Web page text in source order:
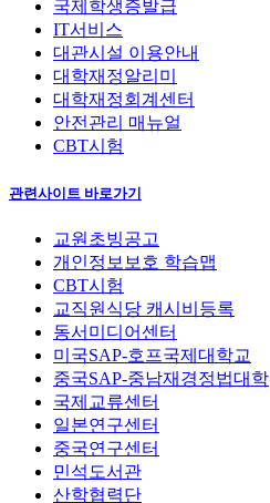
국제학생증발급
IT서비스
대관시설 이용안내
대학재정알리미
대학재정회계센터
안전관리 매뉴얼
CBT시험
관련사이트 바로가기
교원초빙공고
개인정보보호 학습맵
CBT시험
교직원식당 캐시비등록
동서미디어센터
미국SAP-호프국제대학교
중국SAP-중남재경정법대학
국제교류센터
일본연구센터
중국연구센터
민석도서관
산학협력단